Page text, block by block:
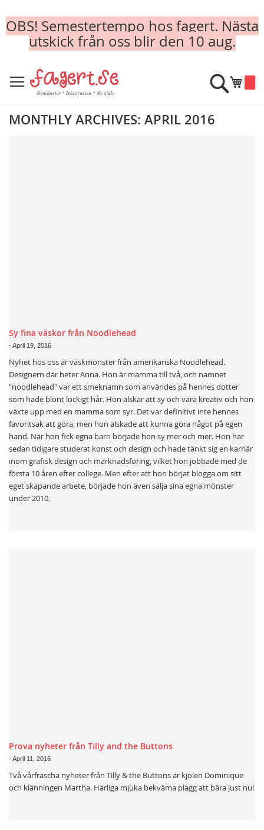
OBS! Semestertempo hos fagert. Nästa
utskick från oss blir den 10 aug.
to
Content
Min
Sök
MONTHLY ARCHIVES: APRIL 2016
Sy fina väskor från Noodlehead
-April 19, 2016
Nyhet hos oss är väskmönster från amerikanska Noodlehead.
Designern där heter Anna. Hon är mamma till två, och namnet
"noodlehead" var ett smeknamn som användes på hennes dotter
som hade blont lockigt hår. Hon älskar att sy och vara kreativ och hon
växte upp med en mamma som syr. Det var definitivt inte hennes
favoritsak att göra, men hon älskade att kunna göra något på egen
hand. När hon fick egna barn började hon sy mer och mer. Hon har
sedan tidigare studerat konst och design och hade tänkt sig en karriär
inom grafisk design och marknadsföring, vilket hon jobbade med de
första 10 åren efter college. Men efter att hon börjat blogga om sitt
eget skapande arbete, började hon även sälja sina egna mönster
under 2010.
Prova nyheter från Tilly and the Buttons
-April 11, 2016
Två vårfräscha nyheter från Tilly & the Buttons är kjolen Dominique
och klänningen Martha. Härliga mjuka bekväma plagg att bära just nu!